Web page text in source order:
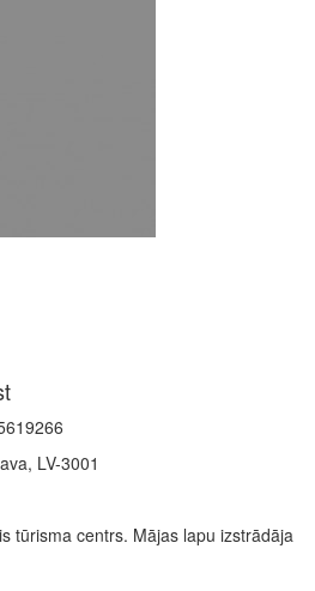
LV-3001
tūrisma centrs. Mājas lapu izstrādāja